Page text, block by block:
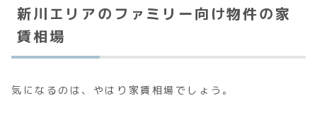
新川エリアのファミリー向け物件の家
賃相場
気になるのは、やはり家賃相場でしょう。